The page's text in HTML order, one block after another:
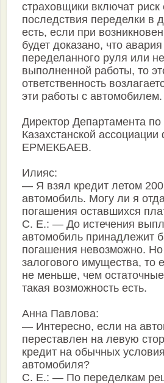
страховщики включат риск
последствия переделки в
есть, если при
будет доказано, что
переделанного руля или
выполненной работы, то
ответственность
эти работы с автомобилем.
Директор Департамента по
Казахстанской
ЕРМЕКБАЕВ.
Илияс:
— Я взял кредит летом
автомобиль. Могу ли я
погашения оставшихся
С. Е.: — До истечения
автомобиль принадлежит
погашения невозможно. Но
залогового имущества, то
не меньше, чем
такая возможность есть.
Анна Павлова:
— Интересно, если на
переставлен на левую
кредит на обычных
автомобиля?
С. Е.: — По переделкам